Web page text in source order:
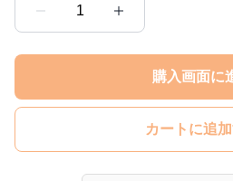
1
購入画面に
カートに追